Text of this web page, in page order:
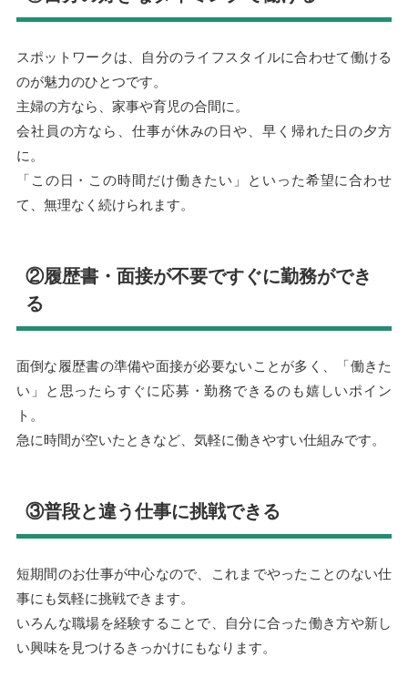
スポットワークは、自分のライフスタイルに合わせて働ける
のが魅力のひとつです。
主婦の方なら、家事や育児の合間に。
会社員の方なら、仕事が休みの日や、早く帰れた日の夕方
に。
「この日・この時間だけ働きたい」といった希望に合わせ
て、無理なく続けられます。
②履歴書・面接が不要ですぐに勤務ができ
る
面倒な履歴書の準備や面接が必要ないことが多く、「働きた
い」と思ったらすぐに応募・勤務できるのも嬉しいポイン
ト。
急に時間が空いたときなど、気軽に働きやすい仕組みです。
③普段と違う仕事に挑戦できる
短期間のお仕事が中心なので、これまでやったことのない仕
事にも気軽に挑戦できます。
いろんな職場を経験することで、自分に合った働き方や新し
い興味を見つけるきっかけにもなります。